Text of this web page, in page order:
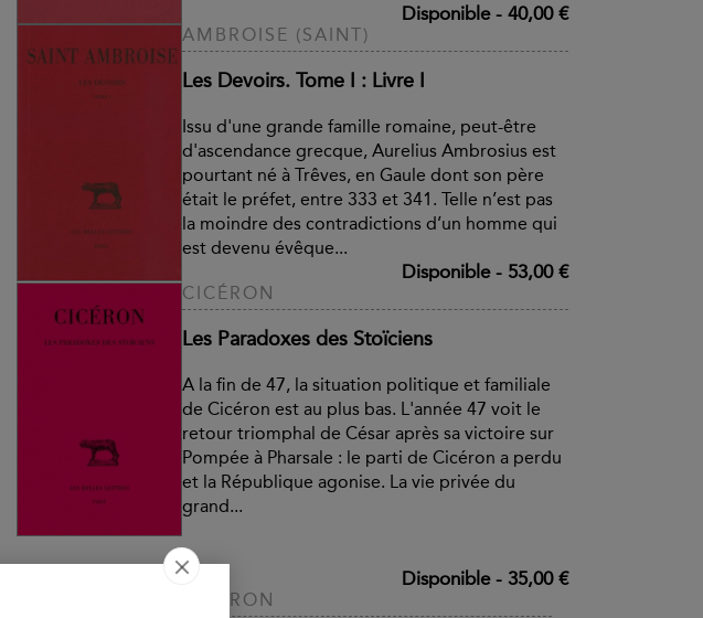
Disponible- 40,00 €
AMBROISE (SAINT)
Les Devoirs. Tome I : Livre I
Issu d'une grande famille romaine, peut-être
d'ascendance grecque, Aurelius Ambrosius est
pourtant né à Trêves, en Gaule dont son père
était le préfet, entre 333 et 341. Telle n’est pas
la moindre des contradictions d’un homme qui
est devenu évêque...
Disponible- 53,00 €
CICÉRON
Les Paradoxes des Stoïciens
A la fin de 47, la situation politique et familiale
de Cicéron est au plus bas. L'année 47 voit le
retour triomphal de César après sa victoire sur
Pompée à Pharsale : le parti de Cicéron a perdu
et la République agonise. La vie privée du
grand...
Disponible- 35,00 €
CICÉRON